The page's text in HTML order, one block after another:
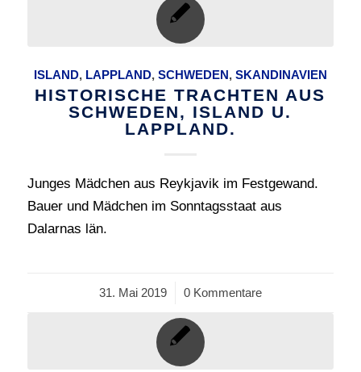
ISLAND, LAPPLAND, SCHWEDEN, SKANDINAVIEN
HISTORISCHE TRACHTEN AUS
SCHWEDEN, ISLAND U.
LAPPLAND.
Junges Mädchen aus Reykjavik im Festgewand.
Bauer und Mädchen im Sonntagsstaat aus
Dalarnas län.
31. Mai 2019
/ 0 Kommentare